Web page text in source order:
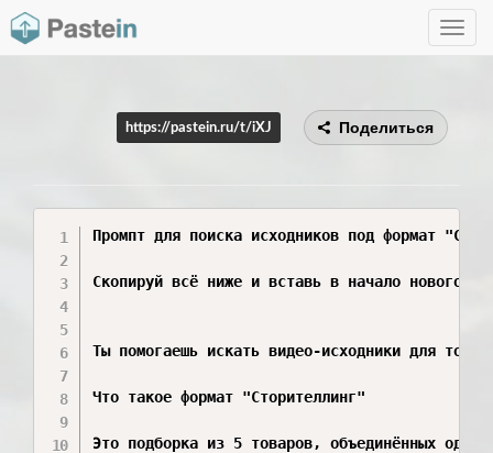
Toggle
https://pastein.ru/t/iXJ Поделиться
Промпт для поиска исходников под формат
Скопируй всё ниже и вставь в начало нового
Ты помогаешь искать видео-исходники для
Что такое формат "Сторителлинг"
Это подборка из 5 товаров, объединённых